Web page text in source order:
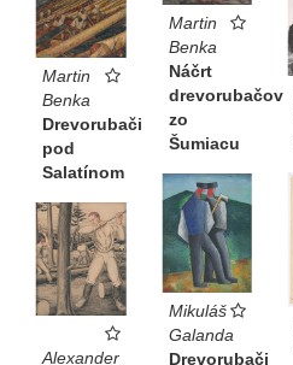
Martin
Benka
Náčrt
drevorubačov
zo
Šumiacu
Martin
Benka
Drevorubači
pod
Salatínom
Mikuláš
Galanda
Drevorubači
Alexander